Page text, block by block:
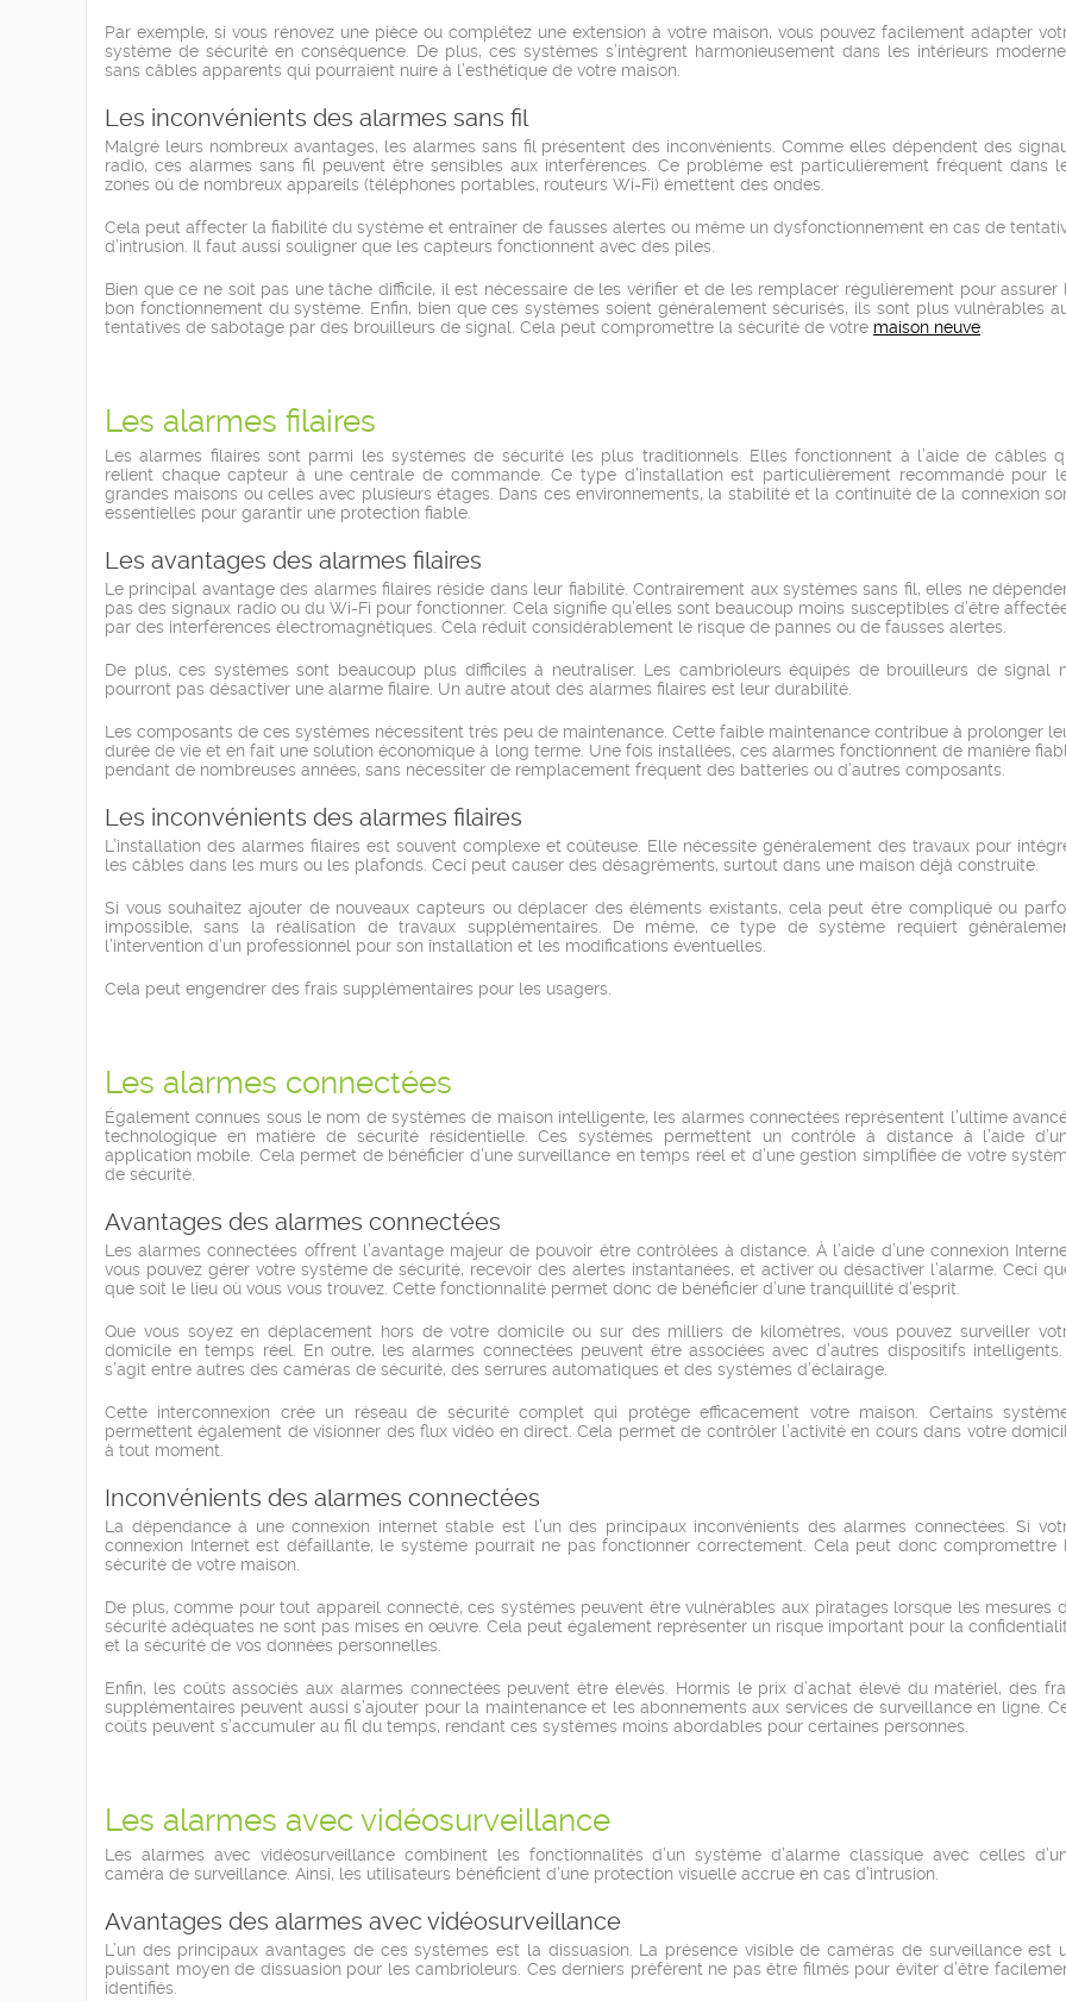
Par exemple, si vous rénovez une pièce ou complétez une extension à votre maison, vous pouvez facilement adapter
système de sécurité en conséquence. De plus, ces systèmes s’intègrent harmonieusement dans les intérieurs
sans câbles apparents qui pourraient nuire à l’esthétique de votre maison.
Les inconvénients des alarmes sans fil
Malgré leurs nombreux avantages, les alarmes sans fil présentent des inconvénients. Comme elles dépendent des
radio, ces alarmes sans fil peuvent être sensibles aux interférences. Ce problème est particulièrement fréquent dans
zones où de nombreux appareils (téléphones portables, routeurs Wi-Fi) émettent des ondes.
Cela peut affecter la fiabilité du système et entraîner de fausses alertes ou même un dysfonctionnement en cas de
d’intrusion. Il faut aussi souligner que les capteurs fonctionnent avec des piles.
Bien que ce ne soit pas une tâche difficile, il est nécessaire de les vérifier et de les remplacer régulièrement pour assurer
bon fonctionnement du système. Enfin, bien que ces systèmes soient généralement sécurisés, ils sont plus vulnérables
tentatives de sabotage par des brouilleurs de signal. Cela peut compromettre la sécurité de votre maison neuve
Les alarmes filaires
Les alarmes filaires sont parmi les systèmes de sécurité les plus traditionnels. Elles fonctionnent à l’aide de câbles
relient chaque capteur à une centrale de commande. Ce type d’installation est particulièrement recommandé pour
grandes maisons ou celles avec plusieurs étages. Dans ces environnements, la stabilité et la continuité de la connexion
essentielles pour garantir une protection fiable.
Les avantages des alarmes filaires
Le principal avantage des alarmes filaires réside dans leur fiabilité. Contrairement aux systèmes sans fil, elles ne
pas des signaux radio ou du Wi-Fi pour fonctionner. Cela signifie qu’elles sont beaucoup moins susceptibles d’être
par des interférences électromagnétiques. Cela réduit considérablement le risque de pannes ou de fausses alertes.
De plus, ces systèmes sont beaucoup plus difficiles à neutraliser. Les cambrioleurs équipés de brouilleurs de signal
pourront pas désactiver une alarme filaire. Un autre atout des alarmes filaires est leur durabilité.
Les composants de ces systèmes nécessitent très peu de maintenance. Cette faible maintenance contribue à prolonger
durée de vie et en fait une solution économique à long terme. Une fois installées, ces alarmes fonctionnent de manière
pendant de nombreuses années, sans nécessiter de remplacement fréquent des batteries ou d’autres composants.
Les inconvénients des alarmes filaires
L’installation des alarmes filaires est souvent complexe et coûteuse. Elle nécessite généralement des travaux pour
les câbles dans les murs ou les plafonds. Ceci peut causer des désagréments, surtout dans une maison déjà construite.
Si vous souhaitez ajouter de nouveaux capteurs ou déplacer des éléments existants, cela peut être compliqué ou
impossible, sans la réalisation de travaux supplémentaires. De même, ce type de système requiert
l’intervention d’un professionnel pour son installation et les modifications éventuelles.
Cela peut engendrer des frais supplémentaires pour les usagers.
Les alarmes connectées
Également connues sous le nom de systèmes de maison intelligente, les alarmes connectées représentent l’ultime
technologique en matière de sécurité résidentielle. Ces systèmes permettent un contrôle à distance à l’aide
application mobile. Cela permet de bénéficier d’une surveillance en temps réel et d’une gestion simplifiée de votre
de sécurité.
Avantages des alarmes connectées
Les alarmes connectées offrent l’avantage majeur de pouvoir être contrôlées à distance. À l’aide d’une connexion
vous pouvez gérer votre système de sécurité, recevoir des alertes instantanées, et activer ou désactiver l’alarme. Ceci
que soit le lieu où vous vous trouvez. Cette fonctionnalité permet donc de bénéficier d’une tranquillité d’esprit.
Que vous soyez en déplacement hors de votre domicile ou sur des milliers de kilomètres, vous pouvez surveiller
domicile en temps réel. En outre, les alarmes connectées peuvent être associées avec d’autres dispositifs intelligents.
s’agit entre autres des caméras de sécurité, des serrures automatiques et des systèmes d’éclairage.
Cette interconnexion crée un réseau de sécurité complet qui protège efficacement votre maison. Certains
permettent également de visionner des flux vidéo en direct. Cela permet de contrôler l’activité en cours dans votre
à tout moment.
Inconvénients des alarmes connectées
La dépendance à une connexion internet stable est l’un des principaux inconvénients des alarmes connectées. Si
connexion Internet est défaillante, le système pourrait ne pas fonctionner correctement. Cela peut donc compromettre
sécurité de votre maison.
De plus, comme pour tout appareil connecté, ces systèmes peuvent être vulnérables aux piratages lorsque les mesures
sécurité adéquates ne sont pas mises en œuvre. Cela peut également représenter un risque important pour la
et la sécurité de vos données personnelles.
Enfin, les coûts associés aux alarmes connectées peuvent être élevés. Hormis le prix d’achat élevé du matériel, des
supplémentaires peuvent aussi s’ajouter pour la maintenance et les abonnements aux services de surveillance en ligne.
coûts peuvent s’accumuler au fil du temps, rendant ces systèmes moins abordables pour certaines personnes.
Les alarmes avec vidéosurveillance
Les alarmes avec vidéosurveillance combinent les fonctionnalités d’un système d’alarme classique avec celles
caméra de surveillance. Ainsi, les utilisateurs bénéficient d’une protection visuelle accrue en cas d’intrusion.
Avantages des alarmes avec vidéosurveillance
L’un des principaux avantages de ces systèmes est la dissuasion. La présence visible de caméras de surveillance est
puissant moyen de dissuasion pour les cambrioleurs. Ces derniers préfèrent ne pas être filmés pour éviter d’être
identifiés.